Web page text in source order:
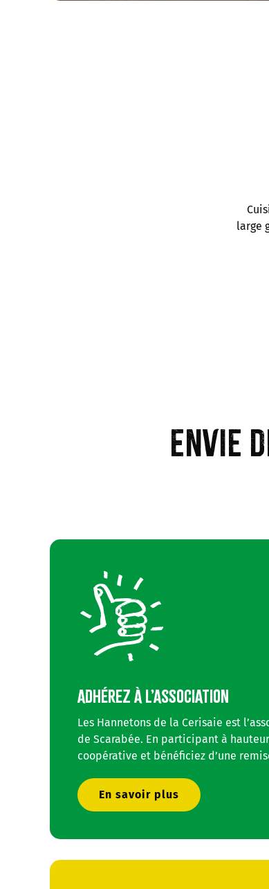
large
Envie
ADHÉREZ À L’ASSOCIATION
Les Hannetons de la Cerisaie est
de Scarabée. En participant à
coopérative et bénéficiez d’une
En savoir plus